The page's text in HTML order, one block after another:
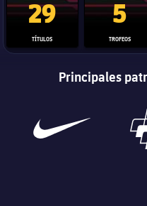
29
TÍTULOS
5
TROFEOS
Principales